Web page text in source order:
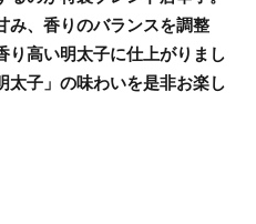
み、香りのバランスを調整
り高い明太子に仕上がりまし
太子」の味わいを是非お楽し